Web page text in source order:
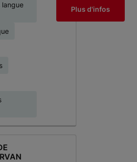
langue
Plus d'infos